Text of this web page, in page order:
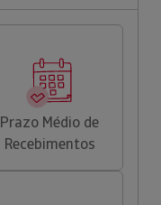
Prazo Médio de
Recebimentos